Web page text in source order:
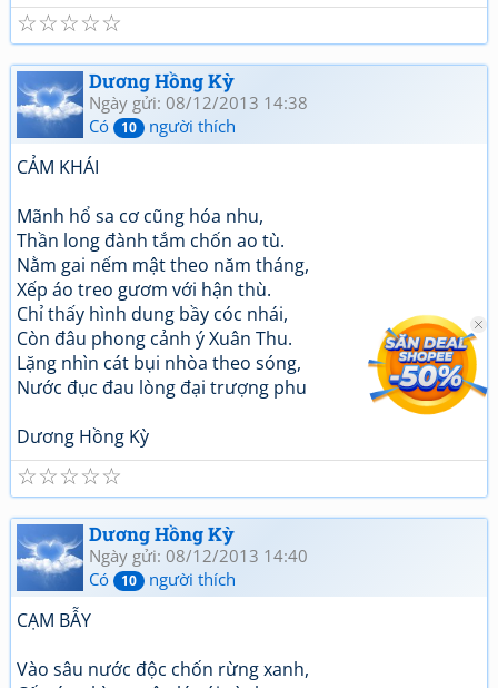
☆
☆
☆
☆
☆
Dương Hồng Kỳ
Ngày gửi: 08/12/2013 14:38
Có
10 người thích
CẢM KHÁI
Mãnh hổ sa cơ cũng hóa nhu,
Thần long đành tắm chốn ao tù.
Nằm gai nếm mật theo năm tháng,
Xếp áo treo gươm với hận thù.
Chỉ thấy hình dung bầy cóc nhái,
Còn đâu phong cảnh ý Xuân Thu.
Lặng nhìn cát bụi nhòa theo sóng,
Nước đục đau lòng đại trượng phu
Dương Hồng Kỳ
☆
☆
☆
☆
☆
Dương Hồng Kỳ
Ngày gửi: 08/12/2013 14:40
Có
10 người thích
CẠM BẪY
Vào sâu nước độc chốn rừng xanh,